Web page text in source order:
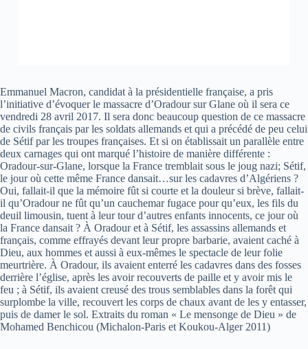
Emmanuel Macron, candidat à la présidentielle française, a pris
l’initiative d’évoquer le massacre d’Oradour sur Glane où il sera ce
vendredi 28 avril 2017. Il sera donc beaucoup question de ce massacre
de civils français par les soldats allemands et qui a précédé de peu celui
de Sétif par les troupes françaises. Et si on établissait un parallèle entre
deux carnages qui ont marqué l’histoire de manière différente :
Oradour-sur-Glane, lorsque la France tremblait sous le joug nazi; Sétif,
le jour où cette même France dansait…sur les cadavres d’Algériens ?
Oui, fallait-il que la mémoire fût si courte et la douleur si brève, fallait-
il qu’Oradour ne fût qu’un cauchemar fugace pour qu’eux, les fils du
deuil limousin, tuent à leur tour d’autres enfants innocents, ce jour où
la France dansait ? À Oradour et à Sétif, les assassins allemands et
français, comme effrayés devant leur propre barbarie, avaient caché à
Dieu, aux hommes et aussi à eux-mêmes le spectacle de leur folie
meurtrière. À Oradour, ils avaient enterré les cadavres dans des fosses
derrière l’église, après les avoir recouverts de paille et y avoir mis le
feu ; à Sétif, ils avaient creusé des trous semblables dans la forêt qui
surplombe la ville, recouvert les corps de chaux avant de les y entasser,
puis de damer le sol. Extraits du roman « Le mensonge de Dieu » de
Mohamed Benchicou (Michalon-Paris et Koukou-Alger 2011)